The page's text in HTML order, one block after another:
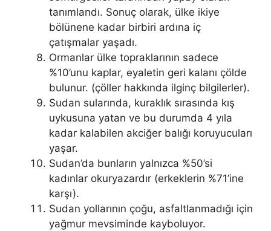
tanımlandı. Sonuç olarak, ülke ikiye
bölünene kadar birbiri ardına iç
çatışmalar yaşadı.
Ormanlar ülke topraklarının sadece
%10’unu kaplar, eyaletin geri kalanı çölde
bulunur. (çöller hakkında ilginç bilgilerler).
Sudan sularında, kuraklık sırasında kış
uykusuna yatan ve bu durumda 4 yıla
kadar kalabilen akciğer balığı koruyucuları
yaşar.
Sudan’da bunların yalnızca %50’si
kadınlar okuryazardır (erkeklerin %71’ine
karşı).
Sudan yollarının çoğu, asfaltlanmadığı için
yağmur mevsiminde kayboluyor.